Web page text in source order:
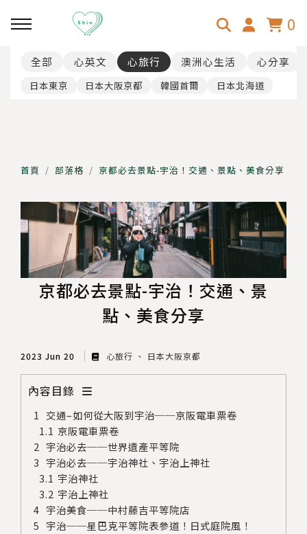
0
回主選單
回主選單
日本-東京
日本-北海道
回主選單
行李、找工、找房
澳洲按摩師事前準備、面試分
全部 心英文 心旅行 澳洲心生活 心分享
日本東京 日本大阪京都 韓國首爾 日本北海道
首頁 部落格 京都必去景點-宇治！交通、景點、美食分享
京都必去景點-宇治！交通、景
點、美食分享
2023 Jun 20 心旅行 日本大阪京都
內容目錄
交通–如何從大阪到宇治──京阪電車票卷
京阪電車票卷
宇治必去──世界遺產平等院
宇治必去──宇治神社、宇治上神社
宇治神社
宇治上神社
宇治美食──中村藤吉平等院店
宇治──星巴克平等院表參道！日式庭院風！